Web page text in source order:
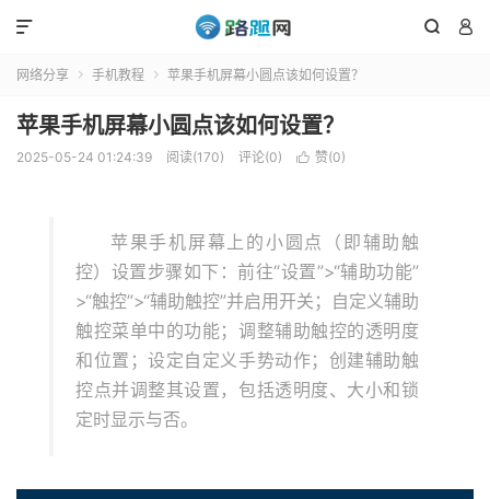
 

网络分享  手机教程  苹果手机屏幕小圆点该如何设置？
苹果手机屏幕小圆点该如何设置？
2025-05-24 01:24:39 阅读(170) 评论(0)  赞(0)
苹果手机屏幕上的小圆点（即辅助触
控）设置步骤如下：前往“设置”>“辅助功能”
>“触控”>“辅助触控”并启用开关；自定义辅助
触控菜单中的功能；调整辅助触控的透明度
和位置；设定自定义手势动作；创建辅助触
控点并调整其设置，包括透明度、大小和锁
定时显示与否。